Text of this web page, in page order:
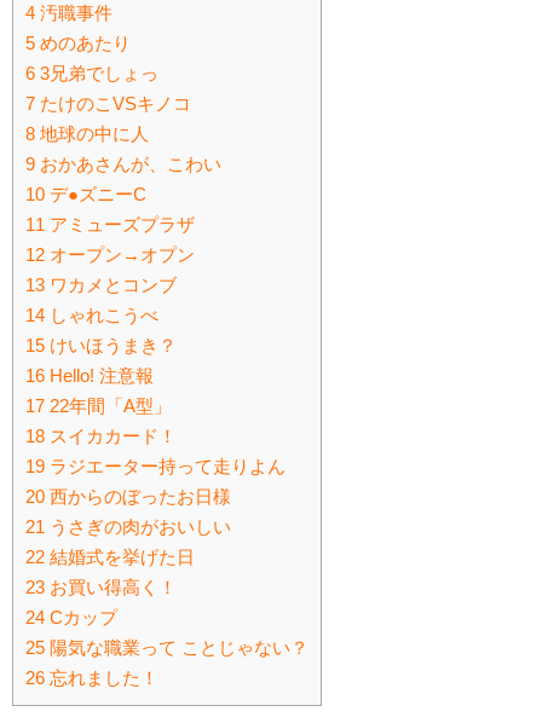
4 汚職事件
5 めのあたり
6 3兄弟でしょっ
7 たけのこVSキノコ
8 地球の中に人
9 おかあさんが、こわい
10 デ●ズニーC
11 アミューズプラザ
12 オープン→オプン
13 ワカメとコンブ
14 しゃれこうべ
15 けいほうまき？
16 Hello! 注意報
17 22年間「A型」
18 スイカカード！
19 ラジエーター持って走りよん
20 西からのぼったお日様
21 うさぎの肉がおいしい
22 結婚式を挙げた日
23 お買い得高く！
24 Cカップ
25 陽気な職業って ことじゃない？
26 忘れました！